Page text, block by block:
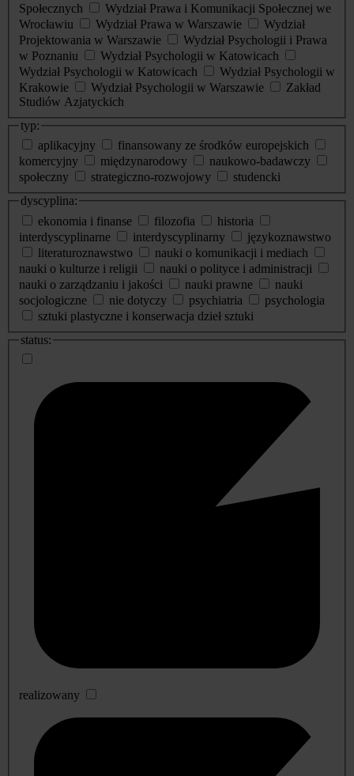
Społecznych
Wydział Prawa i Komunikacji Społecznej we
Wrocławiu
Wydział Prawa w Warszawie
Wydział
Projektowania w Warszawie
Wydział Psychologii i Prawa
w Poznaniu
Wydział Psychologii w Katowicach
Wydział Psychologii w Katowicach
Wydział Psychologii w
Krakowie
Wydział Psychologii w Warszawie
Zakład
Studiów Azjatyckich
typ:
aplikacyjny
finansowany ze środków europejskich
komercyjny
międzynarodowy
naukowo-badawczy
społeczny
strategiczno-rozwojowy
studencki
dyscyplina:
ekonomia i finanse
filozofia
historia
interdyscyplinarne
interdyscyplinarny
językoznawstwo
literaturoznawstwo
nauki o komunikacji i mediach
nauki o kulturze i religii
nauki o polityce i administracji
nauki o zarządzaniu i jakości
nauki prawne
nauki
socjologiczne
nie dotyczy psychiatria
psychologia
sztuki plastyczne i konserwacja dzieł sztuki
status:
realizowany